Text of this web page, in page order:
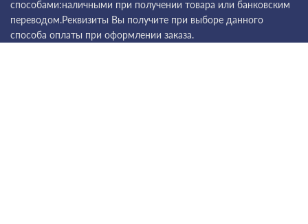
способами:наличными при получении товара или банковским
переводом.Реквизиты Вы получите при выборе данного
способа оплаты при оформлении заказа.